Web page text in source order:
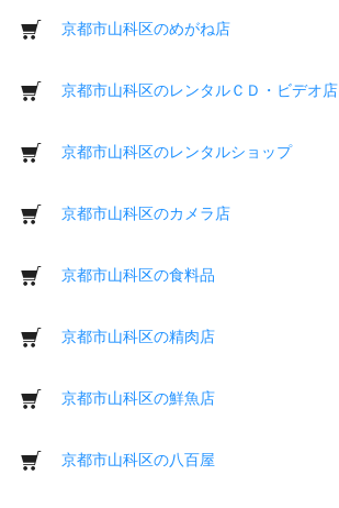
京都市山科区のめがね店
京都市山科区のレンタルＣＤ・ビデオ店
京都市山科区のレンタルショップ
京都市山科区のカメラ店
京都市山科区の食料品
京都市山科区の精肉店
京都市山科区の鮮魚店
京都市山科区の八百屋